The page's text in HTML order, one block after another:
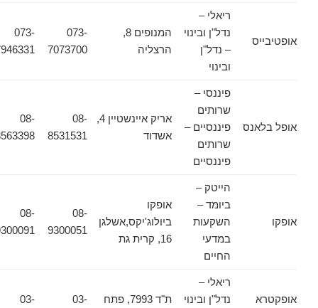
אופטיבייס
ריאלי –
נדל"ן ובינוי
– נדל"ן
ובינוי
המנופים 8,
הרצליה
073-
7073700
073-
7946331
אופל בלאנס
פיננסי –
שרותים
פיננסיים –
שרותים
פיננסיים
אריק איינשטיין 4,
אשדוד
08-
8531531
08-
8563398
אופקו
הייטק –
ביומד –
השקעות
במדעי
החיים
אופקו
ביולוג'יקס,אשלגן
16, קרית גת
08-
9300051
08-
9300091
אופקטרא
ריאלי –
נדל"ן ובינוי
ת"ד 7993, פתח
03-
03-